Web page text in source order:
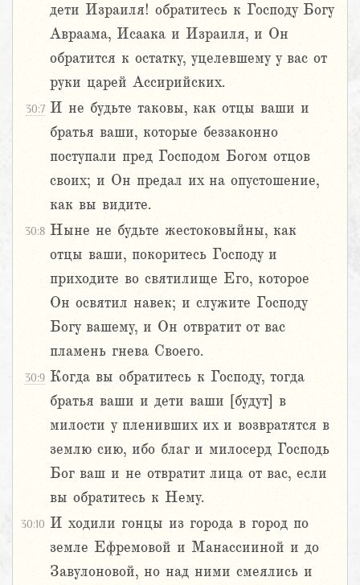
дети Израиля! обратитесь к Господу Богу
Авраама, Исаака и Израиля, и Он
обратится к остатку, уцелевшему у вас от
руки царей Ассирийских.
30:7 И не будьте таковы, как отцы ваши и
братья ваши, которые беззаконно
поступали пред Господом Богом отцов
своих; и Он предал их на опустошение,
как вы видите.
30:8 Ныне не будьте жестоковыйны, как
отцы ваши, покоритесь Господу и
приходите во святилище Его, которое
Он освятил навек; и служите Господу
Богу вашему, и Он отвратит от вас
пламень гнева Своего.
30:9 Когда вы обратитесь к Господу, тогда
братья ваши и дети ваши [будут] в
милости у пленивших их и возвратятся в
землю сию, ибо благ и милосерд Господь
Бог ваш и не отвратит лица от вас, если
вы обратитесь к Нему.
30:10 И ходили гонцы из города в город по
земле Ефремовой и Манассииной и до
Завулоновой, но над ними смеялись и